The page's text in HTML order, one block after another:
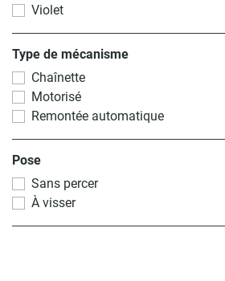
Violet
Type de mécanisme
Chaînette
Motorisé
Remontée automatique
Pose
Sans percer
À visser